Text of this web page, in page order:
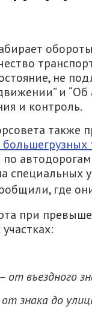
не
и “Об
и контроль.
по
специальных
, где
при
от въездного
знака до